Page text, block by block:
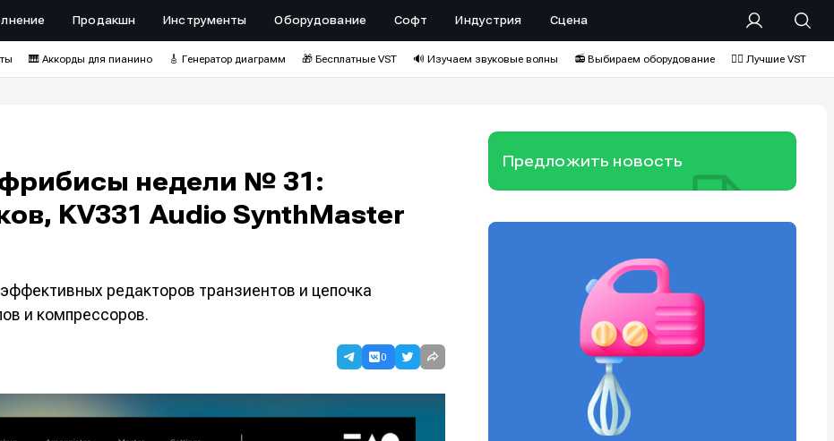
Продакшн Инструменты Оборудование Софт Индустрия Сцена
🎹 Аккорды для пианино 🎸 Генератор диаграмм 🎁 Бесплатные VST 🔊 Изучаем звуковые волны 📻 Выбираем оборудование ❤️‍🔥 Лучшие VST
недели № 31:
KV331 Audio SynthMaster
редакторов транзиентов и цепочка
и компрессоров.
0
Предложить новость